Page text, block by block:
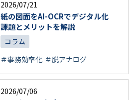
2026/07/21
紙の図面をAI-OCRでデジタル化
課題とメリットを解説
コラム
＃事務効率化 ＃脱アナログ
2026/07/06